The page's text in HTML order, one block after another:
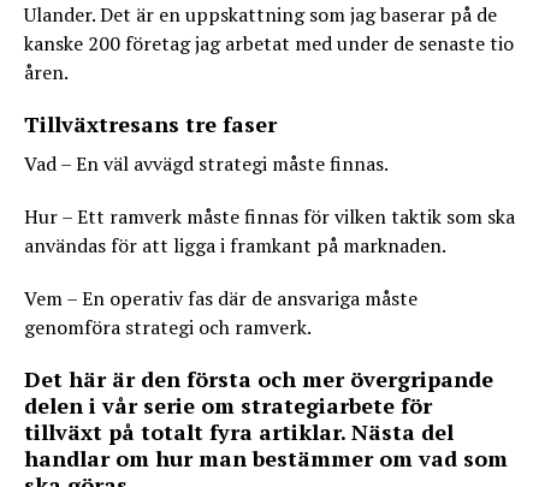
Ulander. Det är en uppskattning som jag baserar på de
kanske 200 företag jag arbetat med under de senaste tio
åren.
Tillväxtresans tre faser
Vad – En väl avvägd strategi måste finnas.
Hur – Ett ramverk måste finnas för vilken taktik som ska
användas för att ligga i framkant på marknaden.
Vem – En operativ fas där de ansvariga måste
genomföra strategi och ramverk.
Det här är den första och mer övergripande
delen i vår serie om strategiarbete för
tillväxt på totalt fyra artiklar. Nästa del
handlar om hur man bestämmer om vad som